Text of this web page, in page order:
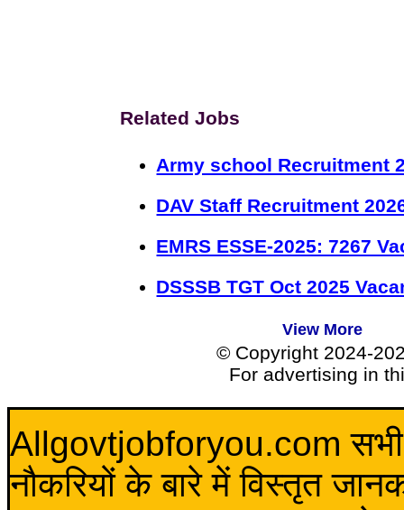
Related Jobs
Army school Recruitment
DAV Staff Recruitment
EMRS ESSE-2025: 7267
DSSSB TGT Oct 2025
View More
© Copyright 2024-
For advertising in
Allgovtjobforyou.com सभी
नौकरियों के बारे में विस्तृत